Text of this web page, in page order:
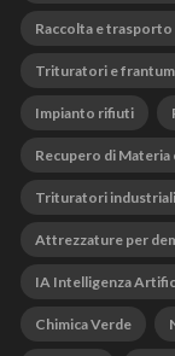
Raccolta e
Trituratori e
Impianto rifiuti
Recupero di Materia
Trituratori industriali
Attrezzature per
IA Intelligenza
Chimica Verde